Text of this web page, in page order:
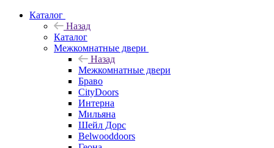
Каталог
Назад
Каталог
Межкомнатные двери
Назад
Межкомнатные двери
Браво
CityDoors
Интерна
Мильяна
Шейл Дорс
Belwooddoors